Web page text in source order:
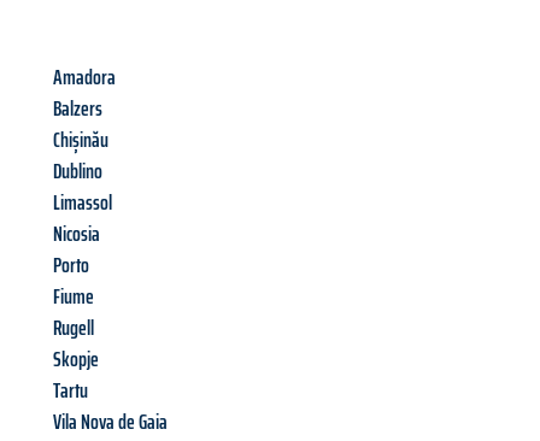
Amadora
Balzers
Chișinău
Dublino
Limassol
Nicosia
Porto
Fiume
Rugell
Skopje
Tartu
Vila Nova de Gaia